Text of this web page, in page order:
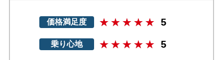
価格満足度 5
乗り心地 5